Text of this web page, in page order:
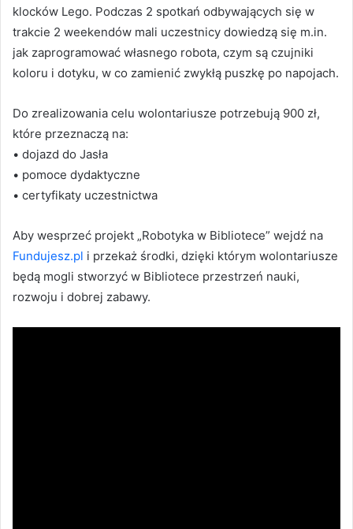
klocków Lego. Podczas 2 spotkań odbywających się w
trakcie 2 weekendów mali uczestnicy dowiedzą się m.in.
jak zaprogramować własnego robota, czym są czujniki
koloru i dotyku, w co zamienić zwykłą puszkę po napojach.
Do zrealizowania celu wolontariusze potrzebują 900 zł,
które przeznaczą na:
• dojazd do Jasła
• pomoce dydaktyczne
• certyfikaty uczestnictwa
Aby wesprzeć projekt „Robotyka w Bibliotece” wejdź na
Fundujesz.pl i przekaż środki, dzięki którym wolontariusze
będą mogli stworzyć w Bibliotece przestrzeń nauki,
rozwoju i dobrej zabawy.